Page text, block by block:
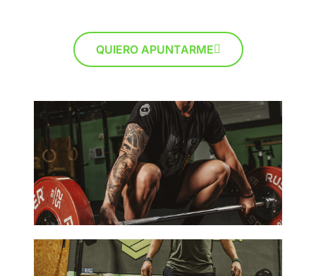
QUIERO APUNTARME